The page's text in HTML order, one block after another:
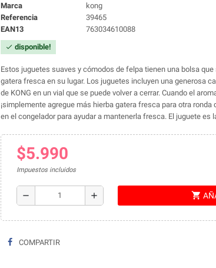
Marca
kong
Referencia
39465
EAN13
763034610088
check disponible!
Estos juguetes suaves y cómodos de felpa tienen una bolsa
gatera fresca en su lugar. Los juguetes incluyen una generosa
de KONG en un vial que se puede volver a cerrar. Cuando el
¡simplemente agregue más hierba gatera fresca para otra
en el congelador para ayudar a mantenerla fresca. El juguete es
$5.990
Impuestos incluidos
remove add shopping_cart
COMPARTIR